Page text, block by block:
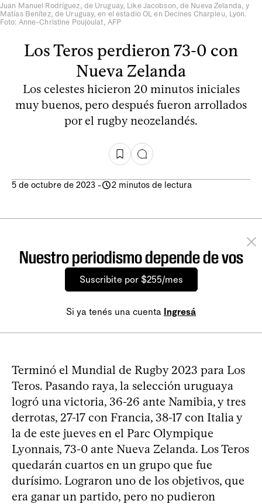
Juan Manuel Rodríguez, de Uruguay, Like Jacobson, de Nueva Zelanda, y
Matías Benítez, de Uruguay, en el estadio OL en Decines Charpieu, Lyon.
Foto: Anne-Christine Poujoulat, AFP
Los Teros perdieron 73-0 con
Nueva Zelanda
Los celestes hicieron 20 minutos iniciales
muy buenos, pero después fueron arrollados
por el rugby neozelandés.
5 de octubre de 2023 - 2 minutos de lectura
Nuestro periodismo depende de vos
Suscribite por $255/mes
Si ya tenés una cuenta Ingresá
Terminó el Mundial de Rugby 2023 para Los
Teros. Pasando raya, la selección uruguaya
logró una victoria, 36-26 ante Namibia, y tres
derrotas, 27-17 con Francia, 38-17 con Italia y
la de este jueves en el Parc Olympique
Lyonnais, 73-0 ante Nueva Zelanda. Los Teros
quedarán cuartos en un grupo que fue
durísimo. Lograron uno de los objetivos, que
era ganar un partido, pero no pudieron